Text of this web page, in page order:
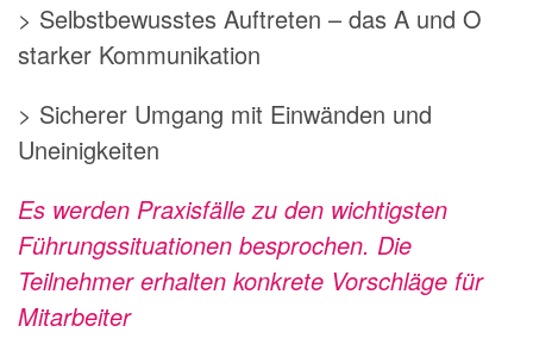
> Selbstbewusstes Auftreten – das A und O
starker Kommunikation
> Sicherer Umgang mit Einwänden und
Uneinigkeiten
Es werden Praxisfälle zu den wichtigsten
Führungssituationen besprochen. Die
Teilnehmer erhalten konkrete Vorschläge für
Mitarbeiter